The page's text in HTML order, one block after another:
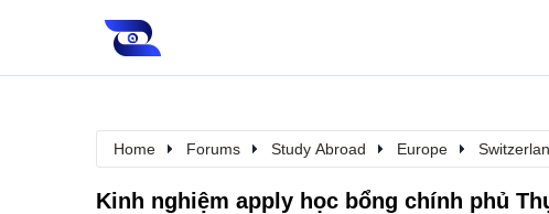
Home Forums Study Abroad Europe
Kinh nghiệm apply học bổng chính phủ